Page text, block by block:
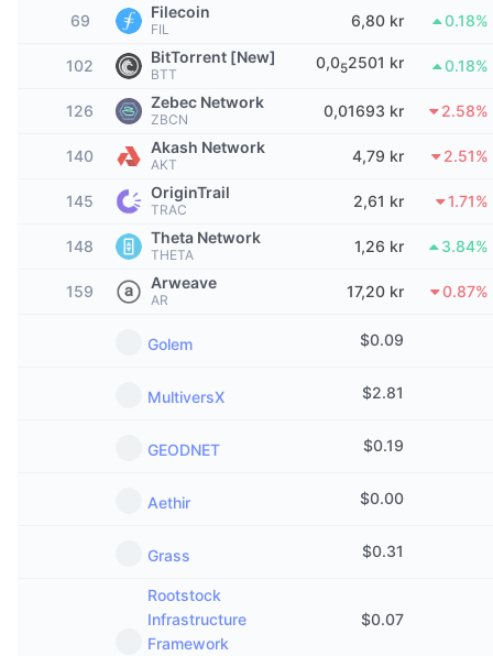
Vinnare & förlorare
Mest besökta
Communityns riktning
Prediktionsmarknader
Trendande
Marknadscykelindikatorer
Bitcoin-dominans
CoinMarketCap 20 Index
CoinMarketCap 100 Index
ETF-flöden
Krypto-ETF:er
Bitcoin ETF:er
Ethereum ETF:er
Dokumentation
Vanliga frågor
AI-integrationer
CMC Agent Hub
Marknadsplats för färdigheter
CMC Max
Toppnyheter
Telegrambot
Annonsera
Webbplatskomponenter
69 Filecoin
FIL 6,80 kr 0.18%
102 BitTorrent [New]
BTT
0,052501 kr 0.18%
126 Zebec Network
ZBCN 0,01693 kr 2.58%
140 Akash Network
AKT 4,79 kr 2.51%
145 OriginTrail
TRAC 2,61 kr 1.71%
148 Theta Network
THETA 1,26 kr 3.84%
159 Arweave
AR 17,20 kr 0.87%
Golem $0.09
MultiversX $2.81
GEODNET $0.19
Aethir $0.00
Grass $0.31
Rootstock
Infrastructure
Framework
$0.07